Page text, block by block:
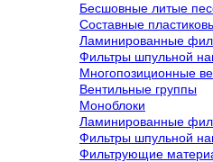
Бесшовные литые
Составные
Ламинированные
Фильтры шпульной
Многопозиционные
Вентильные группы
Моноблоки
Ламинированные
Фильтры шпульной
Фильтрующие